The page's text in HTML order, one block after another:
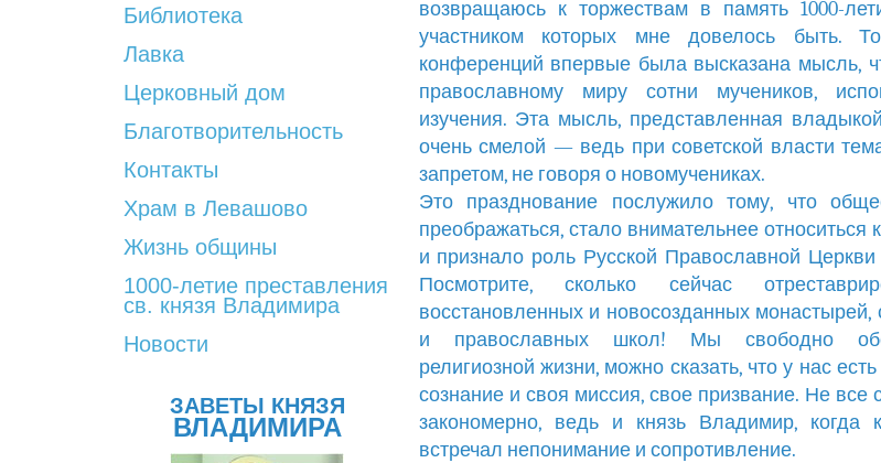
Библиотека
Лавка
Церковный дом
Благотворительность
Контакты
Храм в Левашово
Жизнь общины
1000-летие преставления
св. князя Владимира
Новости
ЗАВЕТЫ КНЯЗЯ
ВЛАДИМИРА
возвращаюсь к торжествам в память 1000-
участником которых мне довелось быть.
конференций впервые была высказана мысль,
православному миру сотни мучеников,
изучения. Эта мысль, представленная
очень смелой — ведь при советской власти
запретом, не говоря о новомучениках.
Это празднование послужило тому, что
преображаться, стало внимательнее относиться
и признало роль Русской Православной
Посмотрите, сколько сейчас
восстановленных и новосозданных монастырей,
и православных школ! Мы свободно
религиозной жизни, можно сказать, что у нас
сознание и своя миссия, свое призвание. Не все
закономерно, ведь и князь Владимир, когда
встречал непонимание и сопротивление.